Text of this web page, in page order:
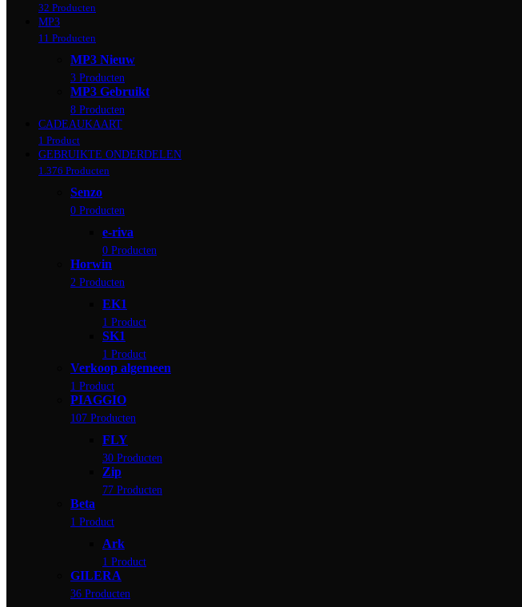
32 Producten
MP3
11 Producten
MP3 Nieuw
3 Producten
MP3 Gebruikt
8 Producten
CADEAUKAART
1 Product
GEBRUIKTE ONDERDELEN
1.376 Producten
Senzo
0 Producten
e-riva
0 Producten
Horwin
2 Producten
EK1
1 Product
SK1
1 Product
Verkoop algemeen
1 Product
PIAGGIO
107 Producten
FLY
30 Producten
Zip
77 Producten
Beta
1 Product
Ark
1 Product
GILERA
36 Producten